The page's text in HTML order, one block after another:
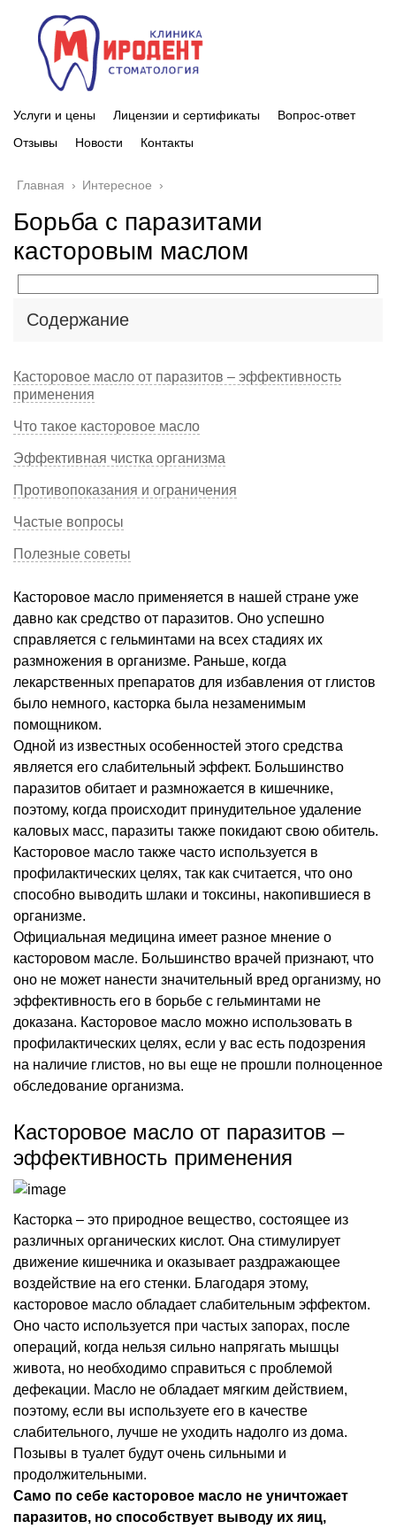
Услуги и цены Лицензии и сертификаты
Вопрос-ответ
Отзывы
Новости Контакты
Главная › Интересное ›
Борьба с паразитами
касторовым маслом
Содержание
Касторовое масло от паразитов – эффективность
применения
Что такое касторовое масло
Эффективная чистка организма
Противопоказания и ограничения
Частые вопросы
Полезные советы
Касторовое масло применяется в нашей стране уже
давно как средство от паразитов. Оно успешно
справляется с гельминтами на всех стадиях их
размножения в организме. Раньше, когда
лекарственных препаратов для избавления от глистов
было немного, касторка была незаменимым
помощником.
Одной из известных особенностей этого средства
является его слабительный эффект. Большинство
паразитов обитает и размножается в кишечнике,
поэтому, когда происходит принудительное удаление
каловых масс, паразиты также покидают свою обитель.
Касторовое масло также часто используется в
профилактических целях, так как считается, что оно
способно выводить шлаки и токсины, накопившиеся в
организме.
Официальная медицина имеет разное мнение о
касторовом масле. Большинство врачей признают, что
оно не может нанести значительный вред организму, но
эффективность его в борьбе с гельминтами не
доказана. Касторовое масло можно использовать в
профилактических целях, если у вас есть подозрения
на наличие глистов, но вы еще не прошли полноценное
обследование организма.
Касторовое масло от паразитов –
эффективность применения
Касторка – это природное вещество, состоящее из
различных органических кислот. Она стимулирует
движение кишечника и оказывает раздражающее
воздействие на его стенки. Благодаря этому,
касторовое масло обладает слабительным эффектом.
Оно часто используется при частых запорах, после
операций, когда нельзя сильно напрягать мышцы
живота, но необходимо справиться с проблемой
дефекации. Масло не обладает мягким действием,
поэтому, если вы используете его в качестве
слабительного, лучше не уходить надолго из дома.
Позывы в туалет будут очень сильными и
продолжительными.
Само по себе касторовое масло не уничтожает
паразитов, но способствует выводу их яиц,